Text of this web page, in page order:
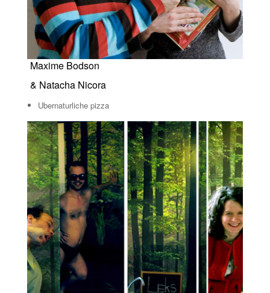
Maxime Bodson
& Natacha Nicora
Ubernaturliche pizza